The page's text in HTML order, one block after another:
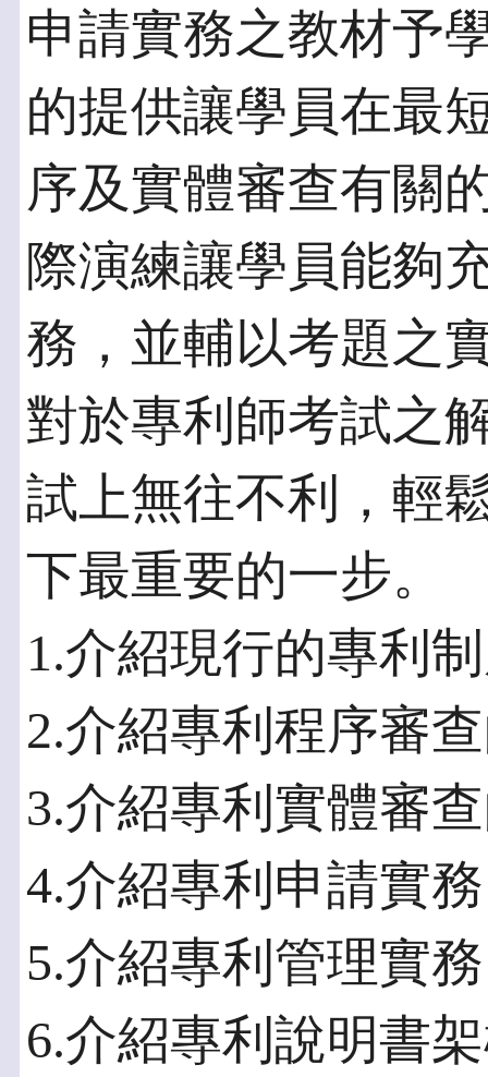
申請實務之教材予
的提供讓學員在最
序及實體審查有關
際演練讓學員能夠
務，並輔以考題之
對於專利師考試之
試上無往不利，輕
下最重要的一步。
1.介紹現行的專利
2.介紹專利程序審
3.介紹專利實體審
4.介紹專利申請實務
5.介紹專利管理實務
6.介紹專利說明書